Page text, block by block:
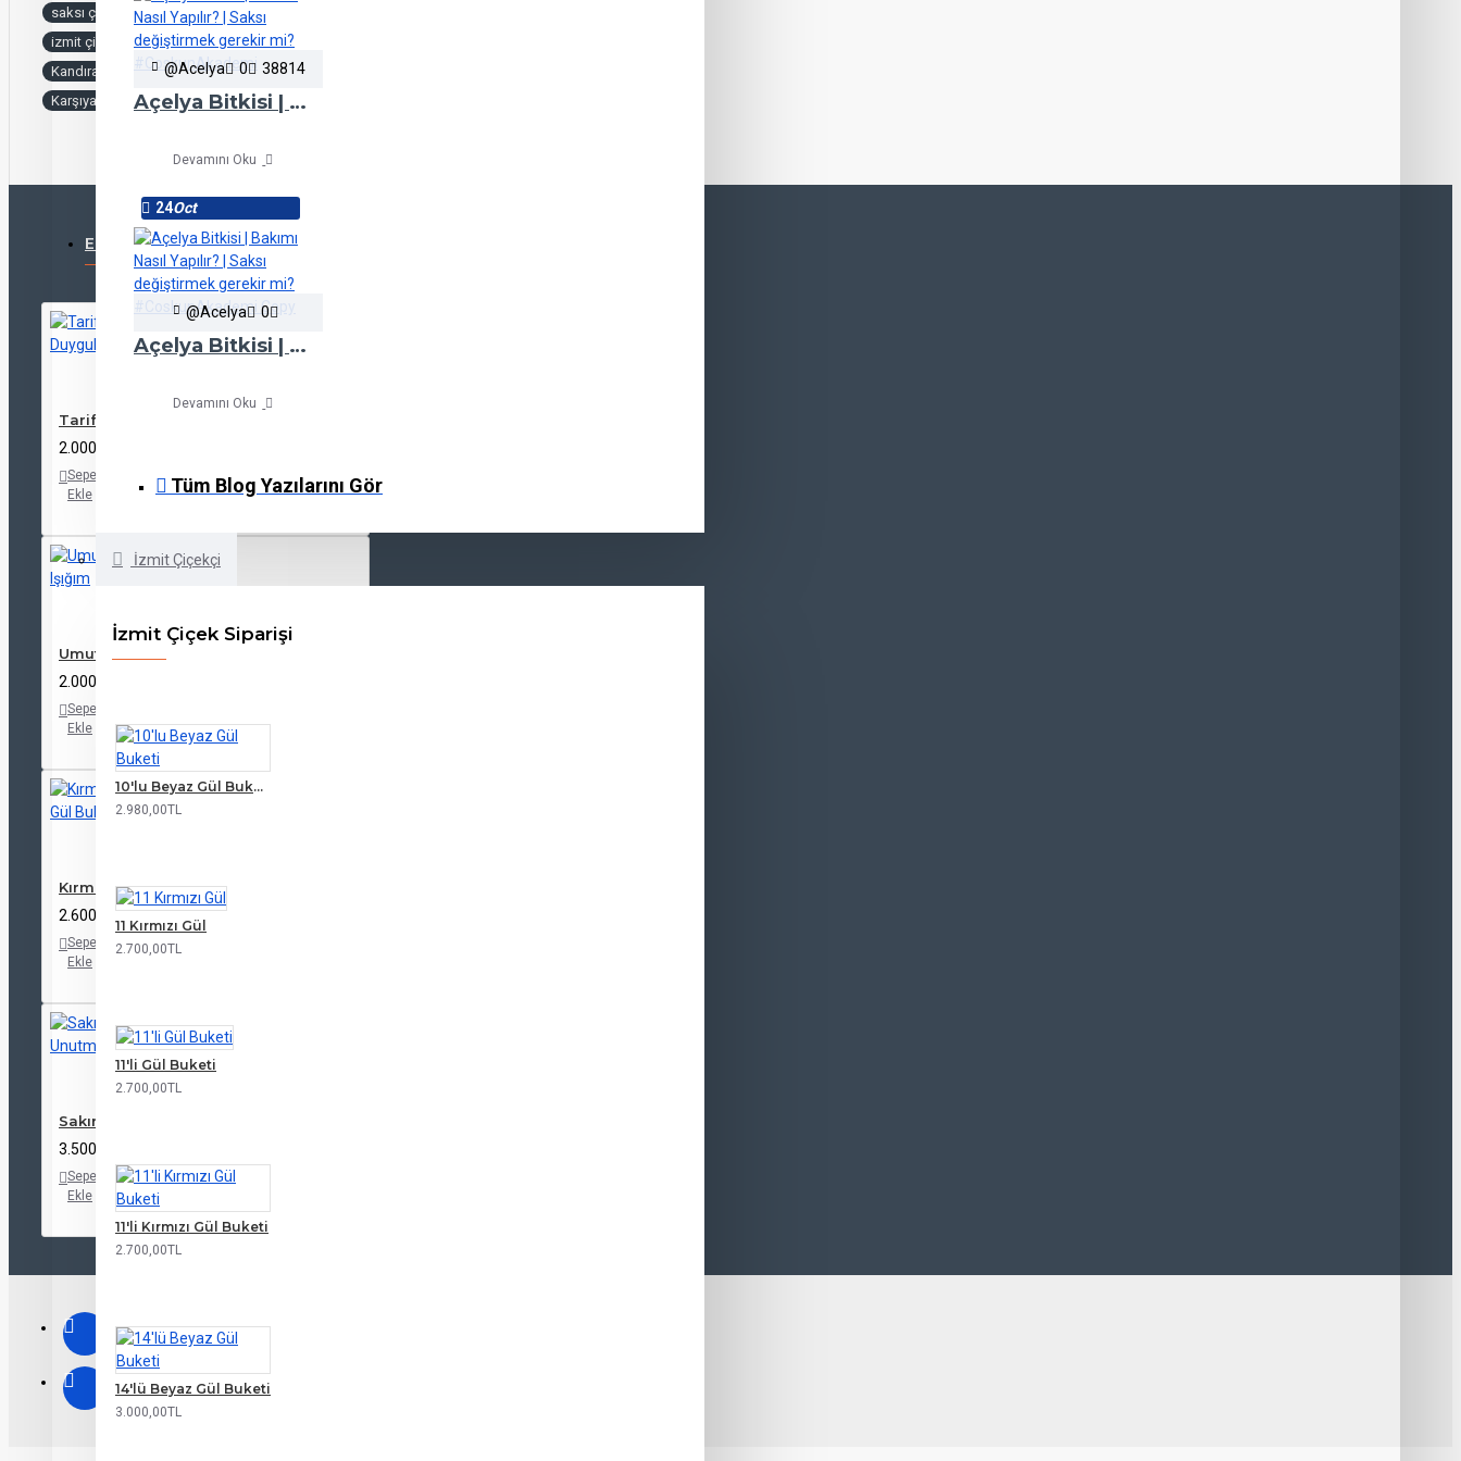
@Acelya 0 38814
Açelya Bitkisi | Bakımı Nasıl Yapılır? | Saksı değiştirmek gerekir mi? #CoskunAkademi
Devamını Oku
24Oct
@Acelya 0
Açelya Bitkisi | Bakımı Nasıl Yapılır? | Saksı değiştirmek gerekir mi? #CoskunAkademi Copy
Devamını Oku
Tüm Blog Yazılarını Gör
İzmit Çiçekçi
İzmit Çiçek Siparişi
10'lu Beyaz Gül Buketi
2.980,00TL
11 Kırmızı Gül
2.700,00TL
11'li Gül Buketi
2.700,00TL
11'li Kırmızı Gül Buketi
2.700,00TL
14'lü Beyaz Gül Buketi
3.000,00TL
saksı çiçek
kocaeli çiçek
izmit çiçek
Kartepe Çiçek Siparişi
Kandıra Online Çiçek
Karşıyaka Çiçekçi
EN ÇOK GÖRÜNTÜLENENLER
Tarifsiz Duygular
2.000,00TL
Sepete
Ekle
Alışveriş
Listeme
Karşılaştırma
listesine
Umut Işığım
2.000,00TL
Sepete
Ekle
Listeme
Ekle
listesine
ekle
Kırmızı Gül Buketi
2.600,00TL
Sepete
Ekle
Alışveriş
Sakın Unutma
3.500,00TL
Sepete
Ekle
Alışveriş
Listeme
Ekle
Karşılaştırma
ekle